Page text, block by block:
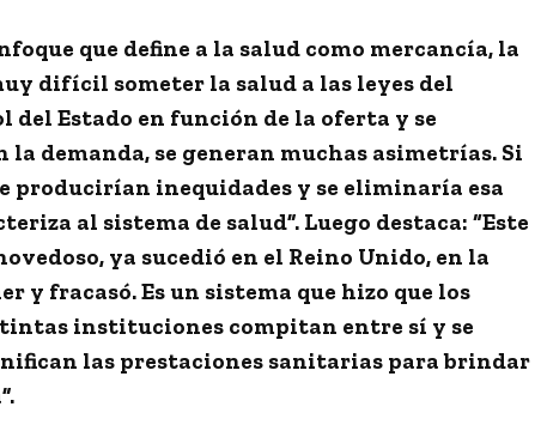
que define a la salud como mercancía, la
difícil someter la salud a las leyes del
del Estado en función de la oferta y se
la demanda, se generan muchas asimetrías. Si
producirían inequidades y se eliminaría esa
al sistema de salud”. Luego destaca: “Este
ya sucedió en el Reino Unido, en la
y fracasó.Es un sistema que hizo que los
instituciones compitan entre sí y se
las prestaciones sanitarias para brindar